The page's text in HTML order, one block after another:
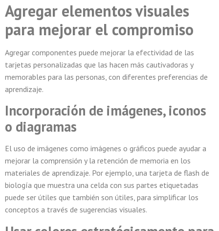
Agregar elementos visuales
para mejorar el compromiso
Agregar componentes puede mejorar la efectividad de las
tarjetas personalizadas que las hacen más cautivadoras y
memorables para las personas, con diferentes preferencias de
aprendizaje.
Incorporación de imágenes, iconos
o diagramas
El uso de imágenes como imágenes o gráficos puede ayudar a
mejorar la comprensión y la retención de memoria en los
materiales de aprendizaje. Por ejemplo, una tarjeta de flash de
biología que muestra una celda con sus partes etiquetadas
puede ser útiles que también son útiles, para simplificar los
conceptos a través de sugerencias visuales.